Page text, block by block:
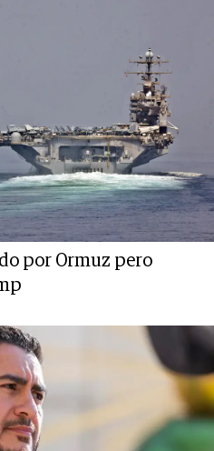
por Ormuz pero